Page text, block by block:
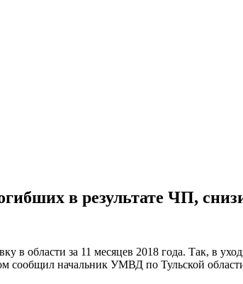
в результате ЧП,
в области за 11 месяцев 2018 года. Так, в
сообщил начальник УМВД по Тульской